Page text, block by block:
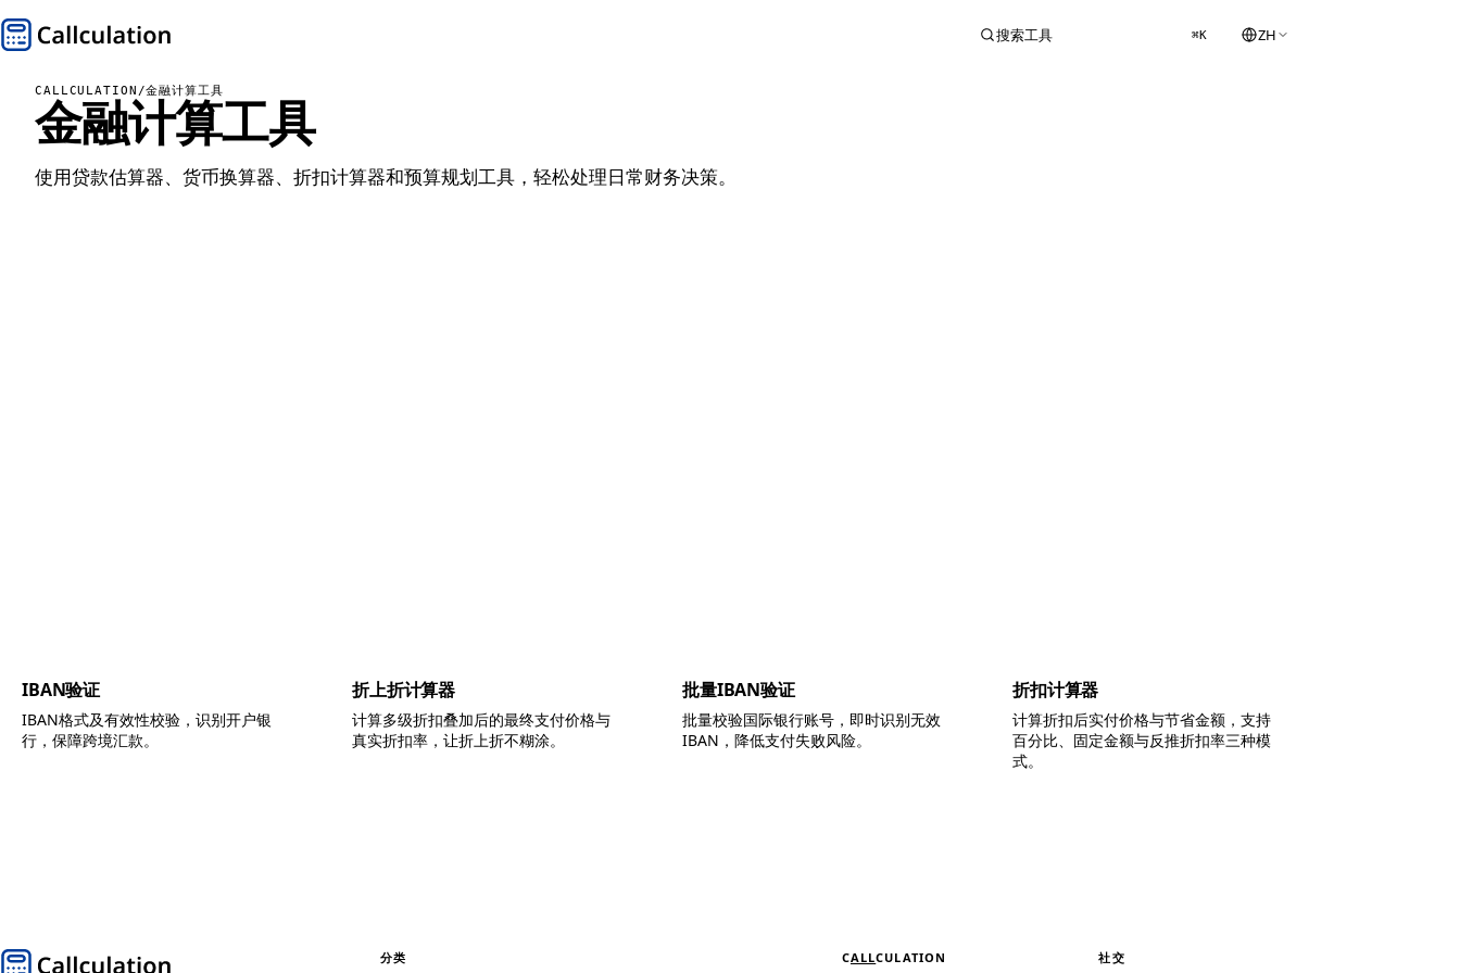
搜索工具 ⌘K ZH
CALLCULATION /金融计算工具
金融计算工具
使用贷款估算器、货币换算器、折扣计算器和预算规划工具，轻松处理日常财务决策。
IBAN验证
IBAN格式及有效性校验，识别开户银
行，保障跨境汇款。
折上折计算器
计算多级折扣叠加后的最终支付价格与
真实折扣率，让折上折不糊涂。
批量IBAN验证
批量校验国际银行账号，即时识别无效
IBAN，降低支付失败风险。
折扣计算器
计算折扣后实付价格与节省金额，支持
百分比、固定金额与反推折扣率三种模
式。
分类 CALLCULATION 社交